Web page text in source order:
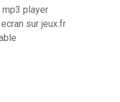
player
sur jeux.fr